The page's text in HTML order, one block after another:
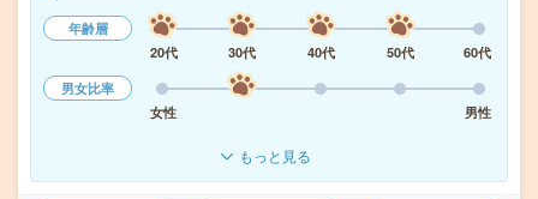
年齢層
20代
30代 40代 50代
60代
男女比率
女性
男性
もっと見る